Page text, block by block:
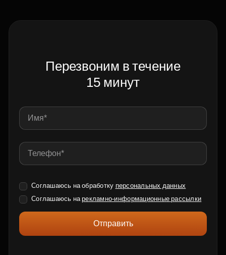
Перезвоним в течение
15 минут
Соглашаюсь на обработку персональных данных
Соглашаюсь нарекламно-информационные рассылки
Отправить